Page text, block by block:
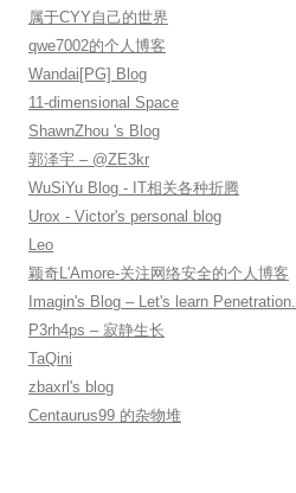
属于CYY自己的世界
qwe7002的个人博客
Wandai[PG] Blog
11-dimensional Space
ShawnZhou 's Blog
郭泽宇 – @ZE3kr
WuSiYu Blog - IT相关各种折腾
Urox - Victor's personal blog
Leo
颖奇L'Amore-关注网络安全的个人博客
Imagin's Blog – Let's learn Penetration.
P3rh4ps – 寂静生长
TaQini
zbaxrl's blog
Centaurus99 的杂物堆